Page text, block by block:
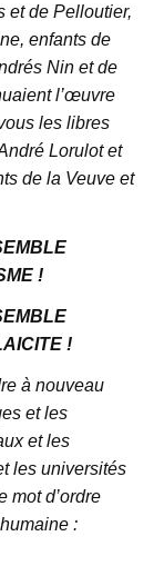
et de Pelloutier,
enfants de
Nin et de
l’œuvre
les libres
Lorulot et
de la Veuve et
!
!
à nouveau
et les
et les
les universités
mot d’ordre
: